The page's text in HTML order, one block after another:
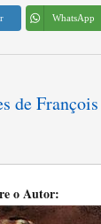
WhatsApp
de
o Autor: